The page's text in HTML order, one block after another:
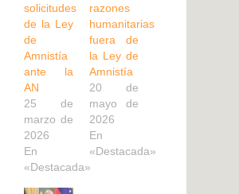
solicitudes
de la Ley
de
Amnistía
ante la
AN
25 de
marzo de
2026
En
«Destacada»
razones
humanitarias
fuera de
la Ley de
Amnistía
20 de
mayo de
2026
En
«Destacada»